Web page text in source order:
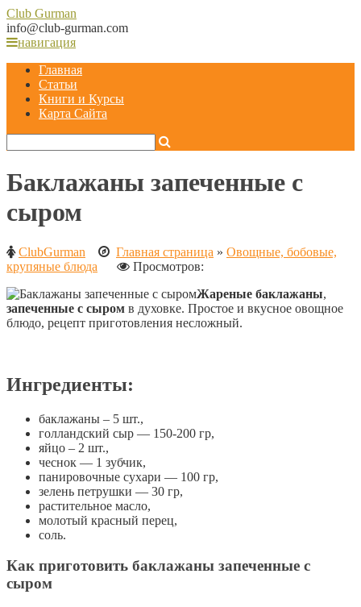
Club Gurman
info@club-gurman.com
навигация
Главная
Статьи
Книги и Курсы
Карта Сайта
Баклажаны запеченные с
сыром
ClubGurman Главная страница » Овощные, бобовые,
крупяные блюда
Просмотров:
Жареные баклажаны,
запеченные с сыром в духовке. Простое и вкусное овощное
блюдо, рецепт приготовления несложный.
Ингредиенты:
баклажаны – 5 шт.,
голландский сыр — 150-200 гр,
яйцо – 2 шт.,
чеснок — 1 зубчик,
панировочные сухари — 100 гр,
зелень петрушки — 30 гр,
растительное масло,
молотый красный перец,
соль.
Как приготовить баклажаны запеченные с
сыром